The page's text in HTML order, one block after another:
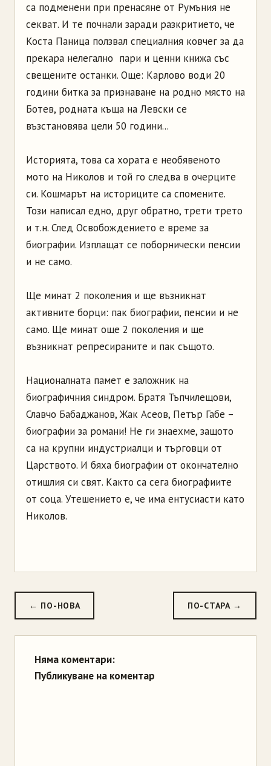
са подменени при пренасяне от Румъния не
секват. И те почнали заради разкритието, че
Коста Паница ползвал специалния ковчег за да
прекара нелегално пари и ценни книжа със
свещените останки. Още: Карлово води 20
години битка за признаване на родно място на
Ботев, родната къща на Левски се
възстановява цели 50 години...
Историята, това са хората е необявеното
мото на Николов и той го следва в очерците
си. Кошмарът на историците са спомените.
Този написал едно, друг обратно, трети трето
и т.н. След Освобождението е време за
биографии. Изплащат се поборнически пенсии
и не само.
Ще минат 2 поколения и ще възникнат
активните борци: пак биографии, пенсии и не
само. Ще минат още 2 поколения и ще
възникнат репресираните и пак същото.
Националната памет е заложник на
биографичния синдром. Братя Тъпчилещови,
Славчо Бабаджанов, Жак Асеов, Петър Габе –
биографии за романи! Не ги знаехме, защото
са на крупни индустриалци и търговци от
Царството. И бяха биографии от окончателно
отишлия си свят. Както са сега биографиите
от соца. Утешението е, че има ентусиасти като
Николов.
← ПО-НОВА ПО-СТАРА →
Няма коментари:
Публикуване на коментар